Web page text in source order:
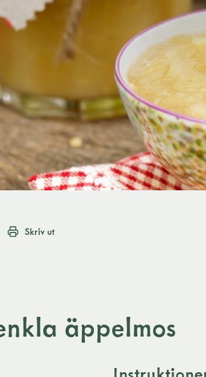
Skriv ut
äppelmos